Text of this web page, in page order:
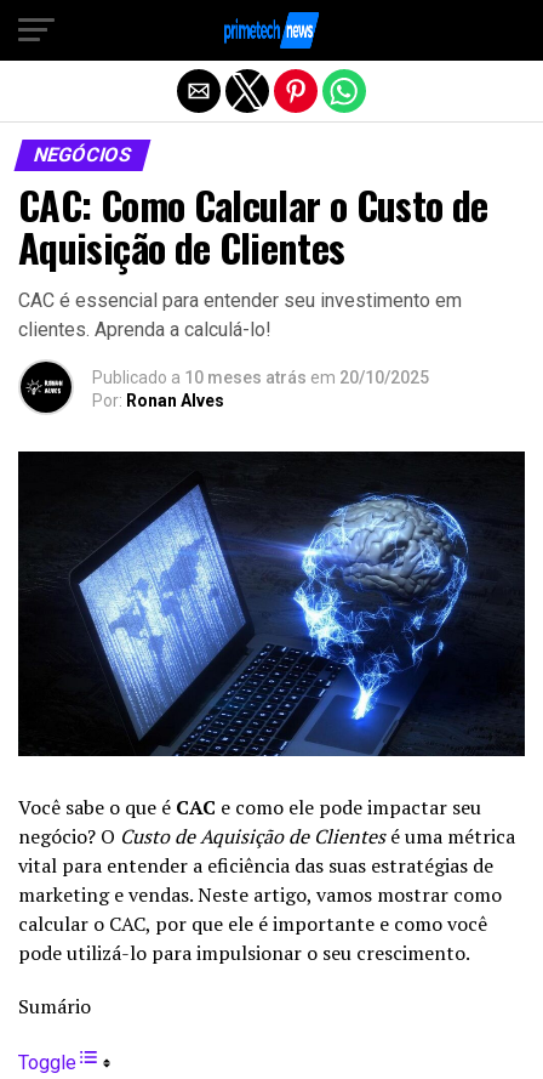
NEGÓCIOS
CAC: Como Calcular o Custo de
Aquisição de Clientes
CAC é essencial para entender seu investimento em
clientes. Aprenda a calculá-lo!
Publicado a 10 meses atrás em 20/10/2025
Por: Ronan Alves
Você sabe o que é CAC e como ele pode impactar seu
negócio? O Custo de Aquisição de Clientesé uma métrica
vital para entender a eficiência das suas estratégias de
marketing e vendas. Neste artigo, vamos mostrar como
calcular o CAC, por que ele é importante e como você
pode utilizá-lo para impulsionar o seu crescimento.
Sumário
Toggle
Sair da versão mobile